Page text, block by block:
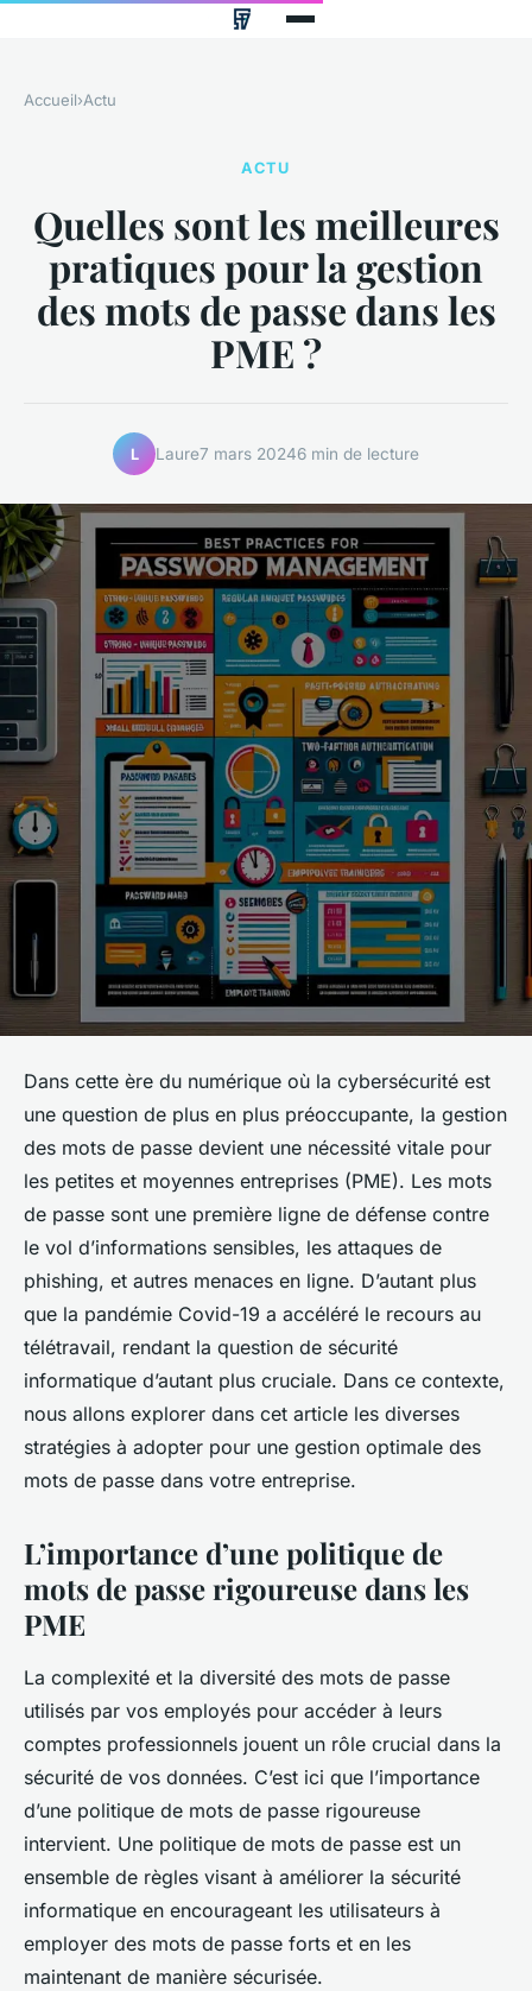
Accueil›Actu
ACTU
Quelles sont les meilleures
pratiques pour la gestion
des mots de passe dans les
PME ?
L Laure7 mars 20246 min de lecture
Dans cette ère du numérique où la cybersécurité est
une question de plus en plus préoccupante, la gestion
des mots de passe devient une nécessité vitale pour
les petites et moyennes entreprises (PME). Les mots
de passe sont une première ligne de défense contre
le vol d’informations sensibles, les attaques de
phishing, et autres menaces en ligne. D’autant plus
que la pandémie Covid-19 a accéléré le recours au
télétravail, rendant la question de sécurité
informatique d’autant plus cruciale. Dans ce contexte,
nous allons explorer dans cet article les diverses
stratégies à adopter pour une gestion optimale des
mots de passe dans votre entreprise.
L’importance d’une politique de
mots de passe rigoureuse dans les
PME
La complexité et la diversité des mots de passe
utilisés par vos employés pour accéder à leurs
comptes professionnels jouent un rôle crucial dans la
sécurité de vos données. C’est ici que l’importance
d’une politique de mots de passe rigoureuse
intervient. Une politique de mots de passe est un
ensemble de règles visant à améliorer la sécurité
informatique en encourageant les utilisateurs à
employer des mots de passe forts et en les
maintenant de manière sécurisée.